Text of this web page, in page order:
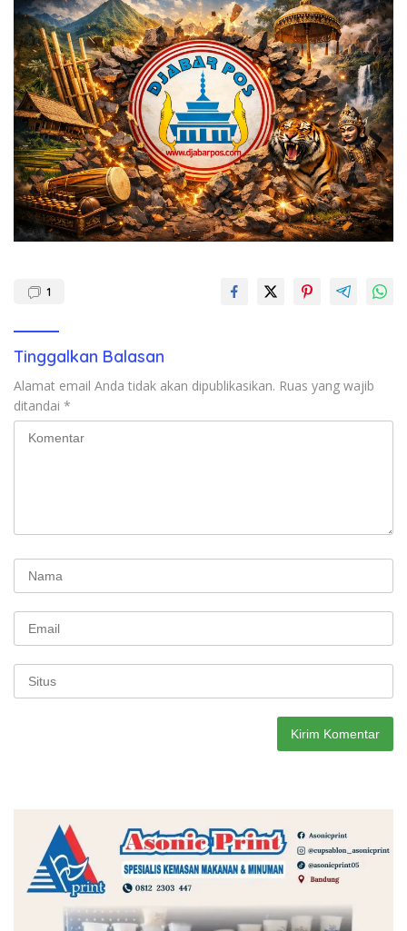
1
Tinggalkan Balasan
Alamat email Anda tidak akan dipublikasikan. Ruas yang wajib
ditandai *